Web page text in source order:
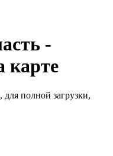
-
карте
полной загрузки,